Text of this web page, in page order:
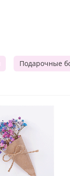
Подарочные